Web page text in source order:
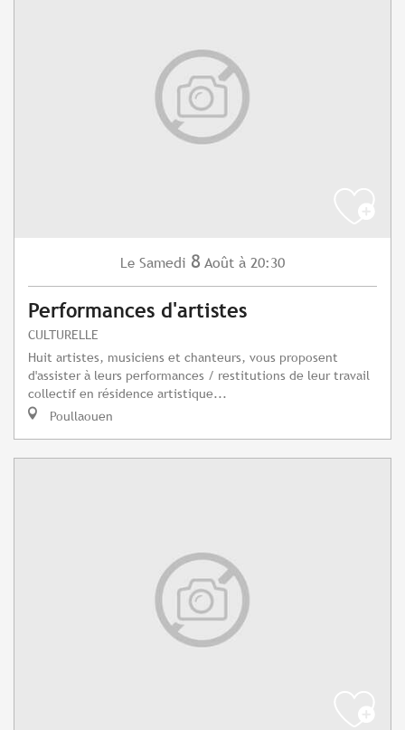
Le Samedi 8 Août à 20:30
Performances d'artistes
CULTURELLE
Huit artistes, musiciens et chanteurs, vous proposent
d'assister à leurs performances / restitutions de leur travail
collectif en résidence artistique...
Poullaouen